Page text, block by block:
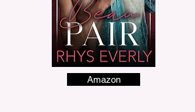
Amazon